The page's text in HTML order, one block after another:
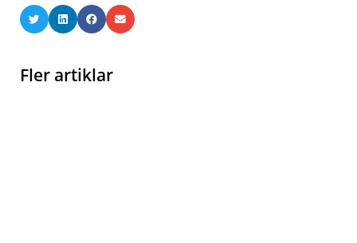
Fler artiklar